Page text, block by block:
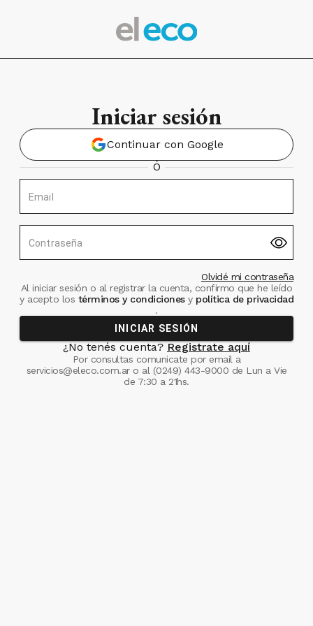
Iniciar sesión
Continuar con Google
Ó
Email
Contraseña
Olvidé mi contraseña
Al iniciar sesión o al registrar la cuenta, confirmo que he leído
y acepto los términos y condiciones ypolítica de privacidad
.
INICIAR SESIÓN
¿No tenés cuenta? Registrate aquí
Por consultas comunicate por email a
servicios@eleco.com.aro al (0249) 443-9000 de Lun a Vie
de 7:30 a 21hs.